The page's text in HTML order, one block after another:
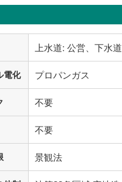
上水道: 公営、下水
電化 プロパンガス
不要
不要
景観法